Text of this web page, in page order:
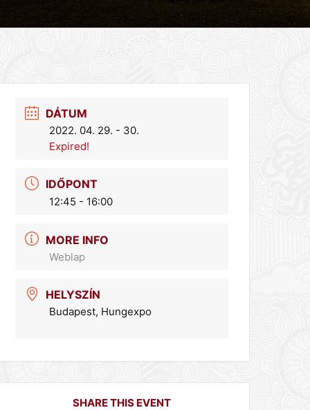
DÁTUM
2022. 04. 29. - 30.
Expired!
IDŐPONT
12:45 - 16:00
MORE INFO
Weblap
HELYSZÍN
Budapest, Hungexpo
SHARE THIS EVENT